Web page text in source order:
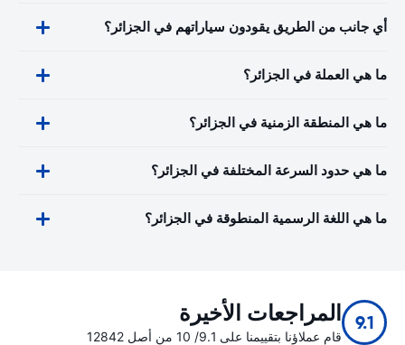
أي جانب من الطريق يقودون سياراتهم في الجزائر؟
ما هي العملة في الجزائر؟
ما هي المنطقة الزمنية في الجزائر؟
ما هي حدود السرعة المختلفة في الجزائر؟
ما هي اللغة الرسمية المنطوقة في الجزائر؟
9.1 المراجعات الأخيرة
قام عملاؤنا بتقييمنا على 9.1/ 10 من أصل 12842